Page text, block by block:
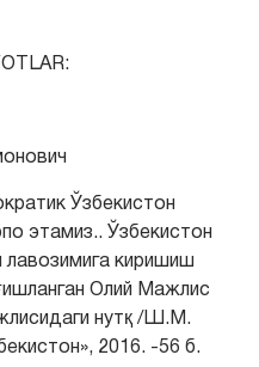
Ўзбекистон
этамиз.. Ўзбекистон
лавозимига киришиш
Олий Мажлис
нутқ /Ш.М.
2016. -56 б.